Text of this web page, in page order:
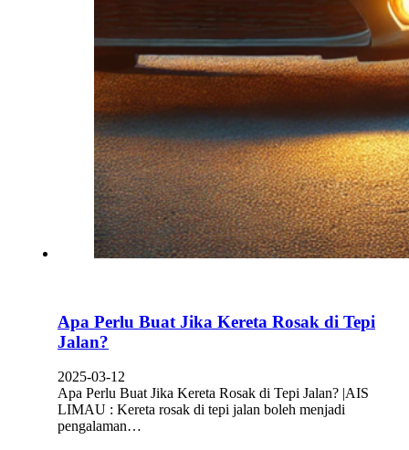
Apa Perlu Buat Jika Kereta Rosak di Tepi
Jalan?
2025-03-12
Apa Perlu Buat Jika Kereta Rosak di Tepi Jalan? |AIS
LIMAU : Kereta rosak di tepi jalan boleh menjadi
pengalaman…